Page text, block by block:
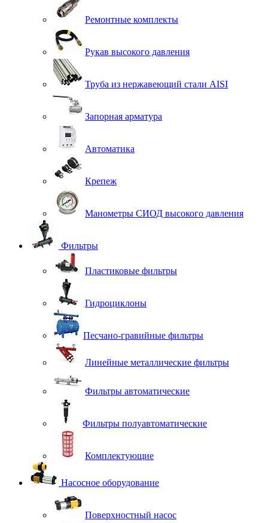
Ремонтные комплекты
Рукав высокого давления
Труба из нержавеющий стали AISI
Запорная арматура
Автоматика
Крепеж
Манометры СИОД высокого давления
Фильтры
Пластиковые фильтры
Гидроциклоны
Песчано-гравийные фильтры
Линейные металлические фильтры
Фильтры автоматические
Фильтры полуавтоматические
Комплектующие
Насосное оборудование
Поверхностный насос